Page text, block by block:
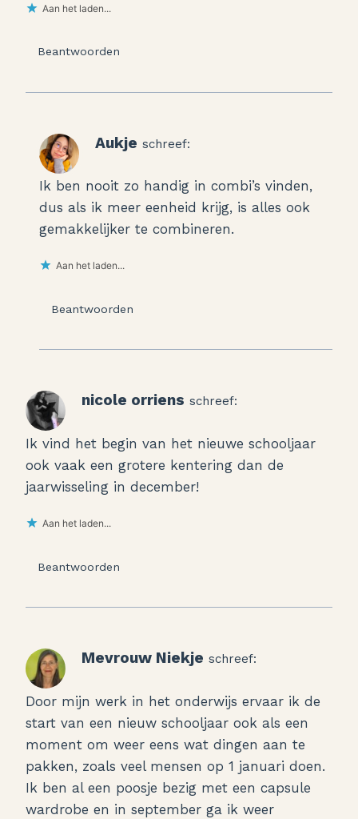
Aan het laden...
Beantwoorden
Aukje schreef:
Ik ben nooit zo handig in combi’s vinden,
dus als ik meer eenheid krijg, is alles ook
gemakkelijker te combineren.
Aan het laden...
Beantwoorden
nicole orriens schreef:
Ik vind het begin van het nieuwe schooljaar
ook vaak een grotere kentering dan de
jaarwisseling in december!
Aan het laden...
Beantwoorden
Mevrouw Niekje schreef:
Door mijn werk in het onderwijs ervaar ik de
start van een nieuw schooljaar ook als een
moment om weer eens wat dingen aan te
pakken, zoals veel mensen op 1 januari doen.
Ik ben al een poosje bezig met een capsule
wardrobe en in september ga ik weer